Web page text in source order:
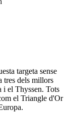
targeta sense
tres dels millors
i el Thyssen. Tots
el Triangle d'Or